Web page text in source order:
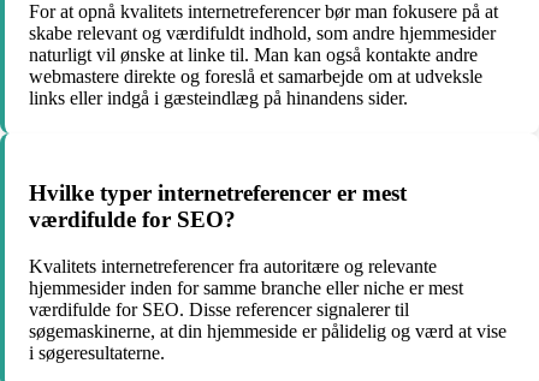
For at opnå kvalitets internetreferencer bør man fokusere på at
skabe relevant og værdifuldt indhold, som andre hjemmesider
naturligt vil ønske at linke til. Man kan også kontakte andre
webmastere direkte og foreslå et samarbejde om at udveksle
links eller indgå i gæsteindlæg på hinandens sider.
Hvilke typer internetreferencer er mest
værdifulde for SEO?
Kvalitets internetreferencer fra autoritære og relevante
hjemmesider inden for samme branche eller niche er mest
værdifulde for SEO. Disse referencer signalerer til
søgemaskinerne, at din hjemmeside er pålidelig og værd at vise
i søgeresultaterne.